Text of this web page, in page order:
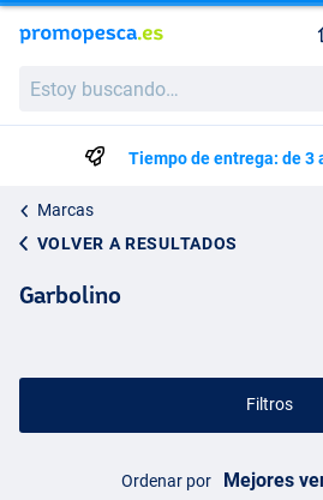
buscando…
Tiempo de entrega: de 3
Marcas
VOLVER A RESULTADOS
Garbolino
Filtros
Ordenar por